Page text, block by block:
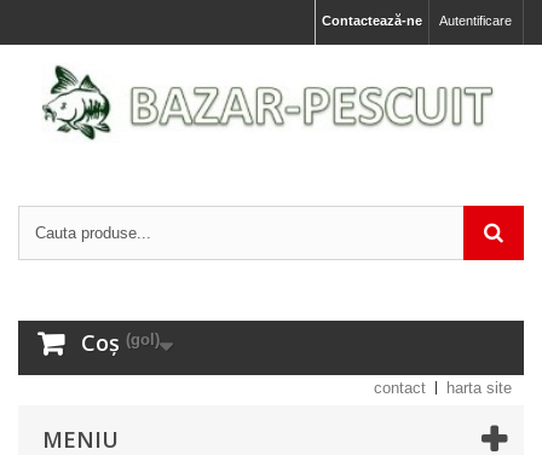
Autentificare
Contactează-ne
Coș (gol)
contact harta site
MENIU